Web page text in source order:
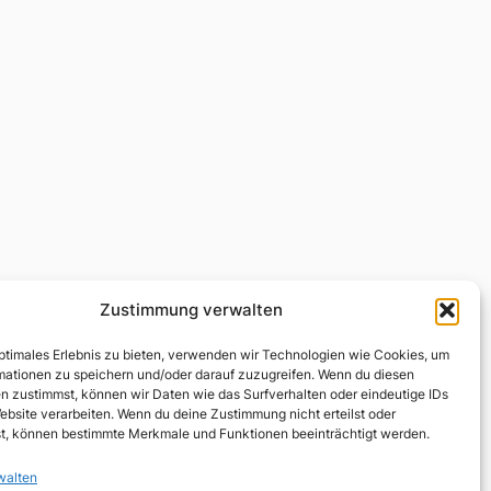
Zustimmung verwalten
Erlebnis zu bieten, verwenden wir Technologien wie Cookies, um
zu speichern und/oder darauf zuzugreifen. Wenn du diesen
zustimmst, können wir Daten wie das Surfverhalten oder eindeutige IDs
verarbeiten. Wenn du deine Zustimmung nicht erteilst oder
können bestimmte Merkmale und Funktionen beeinträchtigt werden.